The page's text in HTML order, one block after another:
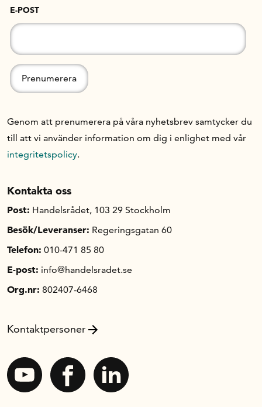
E-POST
Genom att prenumerera på våra nyhetsbrev samtycker du
till att vi använder information om dig i enlighet med vår
integritetspolicy.
Kontakta oss
Post: Handelsrådet, 103 29 Stockholm
Besök/Leveranser: Regeringsgatan 60
Telefon: 010-471 85 80
E-post: info@handelsradet.se
Org.nr: 802407-6468
Kontaktpersoner